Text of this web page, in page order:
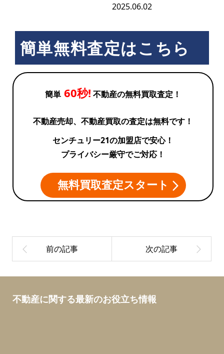
2025.06.02
簡単無料査定はこちら
簡単 60秒! 不動産の無料買取査定！
不動産売却、不動産買取の査定は無料です！
センチュリー21の加盟店で安心！
プライバシー厳守でご対応！
無料買取査定スタート
不動産に関する最新のお役立ち情報